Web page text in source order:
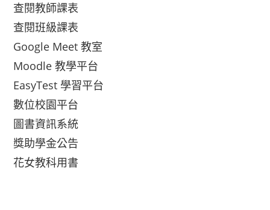
查閱教師課表
查閱班級課表
Google Meet 教室
Moodle 教學平台
EasyTest 學習平台
數位校園平台
圖書資訊系統
獎助學金公告
花女教科用書